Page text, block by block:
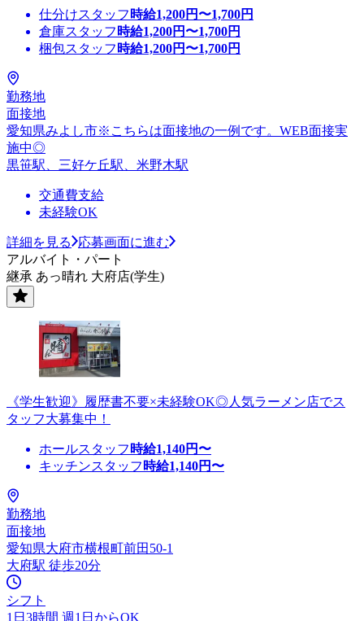
仕分けスタッフ 時給1,200円〜1,700円
倉庫スタッフ 時給1,200円〜1,700円
梱包スタッフ 時給1,200円〜1,700円
勤務地
面接地
愛知県みよし市※こちらは面接地の一例です。WEB面接実
施中◎
黒笹駅、三好ケ丘駅、米野木駅
交通費支給
未経験OK
詳細を見る
応募画面に進む
アルバイト・パート
継承 あっ晴れ 大府店(学生)
《学生歓迎》履歴書不要×未経験OK◎人気ラーメン店でス
タッフ大募集中！
ホールスタッフ 時給1,140円〜
キッチンスタッフ 時給1,140円〜
勤務地
面接地
愛知県大府市横根町前田50-1
大府駅 徒歩20分
シフト
1日3時間 週1日からOK